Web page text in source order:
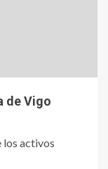
de Vigo
los activos